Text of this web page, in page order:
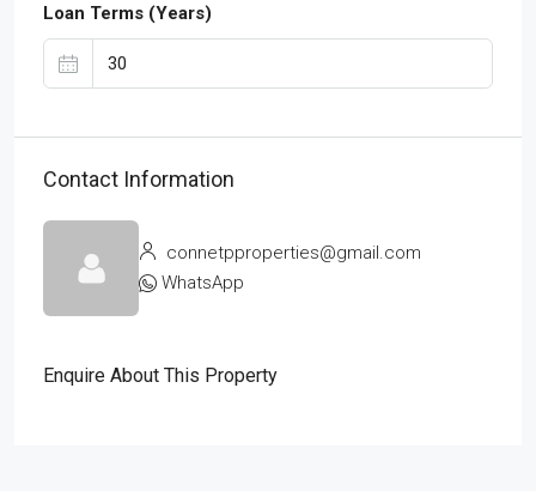
Loan Terms (Years)
Contact Information
connetpproperties@gmail.com
WhatsApp
Enquire About This Property